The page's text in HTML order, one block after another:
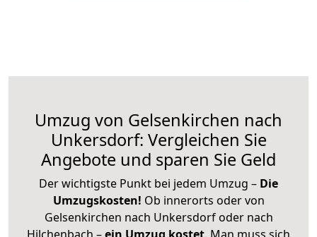
Umzug von Gelsenkirchen nach
Unkersdorf: Vergleichen Sie
Angebote und sparen Sie Geld
Der wichtigste Punkt bei jedem Umzug – Die
Umzugskosten! Ob innerorts oder von
Gelsenkirchen nach Unkersdorf oder nach